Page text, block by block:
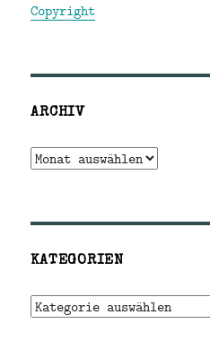
Copyright
ARCHIV
Archiv
KATEGORIEN
Kategorien